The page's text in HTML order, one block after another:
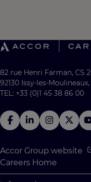
82 rue Henri Farman, CS
92130 Issy-les-
TEL: +33 (0)1 45 38 86 00
Accor Group website
Careers Home